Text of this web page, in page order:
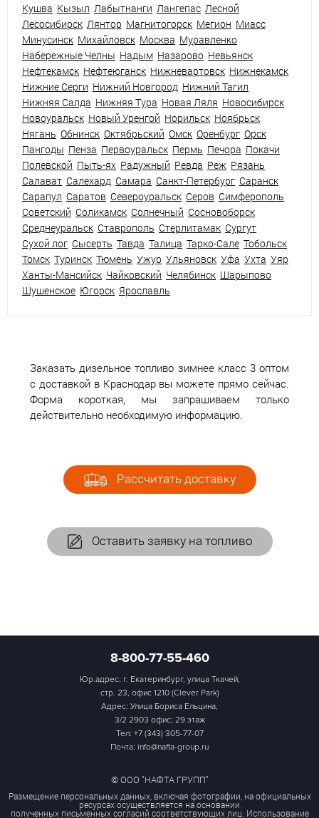
Кушва Кызыл Лабытнанги Лангепас Лесной
Лесосибирск Лянтор Магнитогорск Мегион Миасс
Минусинск Михайловск Москва Муравленко
Набережные Челны Надым Назарово Невьянск
Нефтекамск Нефтеюганск Нижневартовск Нижнекамск
Нижние Серги Нижний Новгород Нижний Тагил
Нижняя Салда Нижняя Тура Новая Ляля Новосибирск
Новоуральск Новый Уренгой Норильск Ноябрьск
Нягань Обнинск Октябрьский Омск Оренбург Орск
Пангоды Пенза Первоуральск Пермь Печора Покачи
Полевской Пыть-ях Радужный Ревда Реж Рязань
Салават Салехард Самара Санкт-Петербург Саранск
Сарапул Саратов Североуральск Серов Симферополь
Советский Соликамск Солнечный Сосновоборск
Среднеуральск Ставрополь Стерлитамак Сургут
Сухой лог Сысерть Тавда Талица Тарко-Сале Тобольск
Томск Туринск Тюмень Ужур Ульяновск Уфа Ухта Уяр
Ханты-Мансийск Чайковский Челябинск Шарыпово
Шушенское Югорск Ярославль
Заказать дизельное топливо зимнее класс 3 оптом
с доставкой в Краснодар вы можете прямо сейчас.
Форма короткая, мы запрашиваем только
действительно необходимую информацию.
Рассчитать доставку
Оставить заявку на топливо
8-800-77-55-460
Юр.адрес: г. Екатеринбург, улица Ткачей,
стр. 23, офис 1210 (Clever Park)
Адрес: Улица Бориса Ельцина,
3/2 2903 офис; 29 этаж
Тел: +7 (343) 305-77-07
Почта: info@nafta-group.ru
© ООО "НАФТА ГРУПП"
Размещение персональных данных, включая фотографии, на официальных
ресурсах осуществляется на основании
полученных письменных согласий соответствующих лиц. Использование